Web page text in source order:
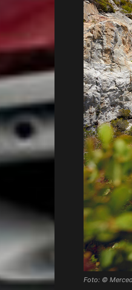
Foto: ©